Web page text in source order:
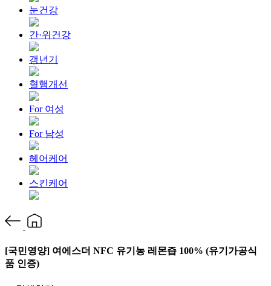
눈건강
간·위건강
갱년기
혈행개선
For 여성
For 남성
헤어케어
스킨케어
[국민영양] 여에스더 NFC 유기농 레몬즙 100% (유기가공식
품 인증)